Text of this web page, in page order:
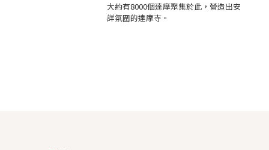
大約有8000個達摩聚集於此，營造出安
詳氛圍的達摩寺。